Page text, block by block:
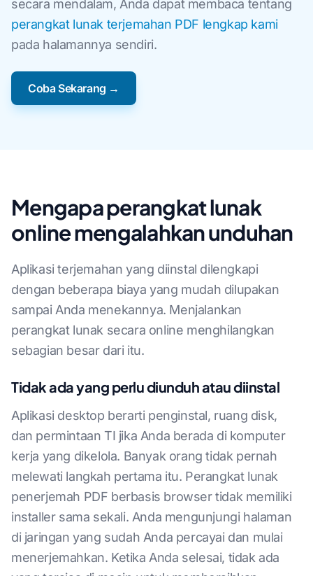
secara mendalam, Anda dapat membaca tentang
perangkat lunak terjemahan PDF lengkap kami
pada halamannya sendiri.
Coba Sekarang →
Mengapa perangkat lunak
online mengalahkan unduhan
Aplikasi terjemahan yang diinstal dilengkapi
dengan beberapa biaya yang mudah dilupakan
sampai Anda menekannya. Menjalankan
perangkat lunak secara online menghilangkan
sebagian besar dari itu.
Tidak ada yang perlu diunduh atau diinstal
Aplikasi desktop berarti penginstal, ruang disk,
dan permintaan TI jika Anda berada di komputer
kerja yang dikelola. Banyak orang tidak pernah
melewati langkah pertama itu. Perangkat lunak
penerjemah PDF berbasis browser tidak memiliki
installer sama sekali. Anda mengunjungi halaman
di jaringan yang sudah Anda percayai dan mulai
menerjemahkan. Ketika Anda selesai, tidak ada